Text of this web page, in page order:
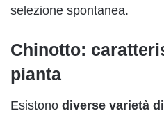
selezione spontanea.
Chinotto:
pianta
Esistono diverse varietà